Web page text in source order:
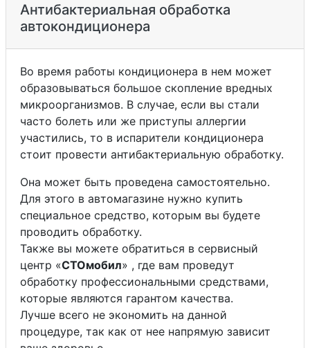
Антибактериальная обработка
автокондиционера
Во время работы кондиционера в нем может
образовываться большое скопление вредных
микроорганизмов. В случае, если вы стали
часто болеть или же приступы аллергии
участились, то в испарители кондиционера
стоит провести антибактериальную обработку.
Она может быть проведена самостоятельно.
Для этого в автомагазине нужно купить
специальное средство, которым вы будете
проводить обработку.
Также вы можете обратиться в сервисный
центр «СТОмобил» , где вам проведут
обработку профессиональными средствами,
которые являются гарантом качества.
Лучше всего не экономить на данной
процедуре, так как от нее напрямую зависит